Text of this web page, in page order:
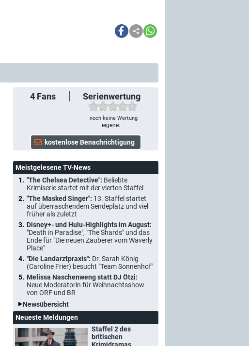
4 Fans Serienwertung
noch keine Wertung
eigene: –
Meistgelesene TV-News
"The Chelsea Detective": Beliebte
Krimiserie startet mit der vierten Staffel
"The Masked Singer": 13. Staffel startet
auf überraschendem Sendeplatz und viel
früher als zuletzt
Disney+- und Hulu-Highlights im August:
"Death in Paradise", "The Shards" und das
Ende für "Die neuen Zauberer vom Waverly
Place"
"Die Landarztpraxis": Dr. Sarah König
(Caroline Frier) besucht "Team Sonnenhof"
Melissa Naschenweng statt DJ Ötzi:
Neue Moderatorin für Weihnachtsshow
von ORF und BR
Newsübersicht
Neueste Meldungen
Staffel 2 des
britischen